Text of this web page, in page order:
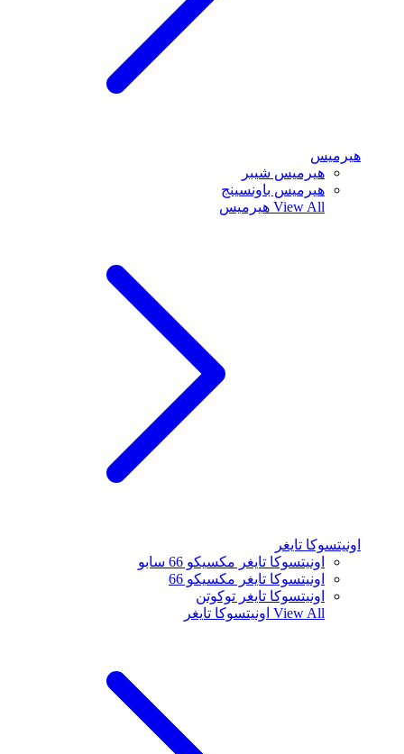
هيرميس
هيرميس شيبر
هيرميس باونسينج
View All هيرميس
اونيتسوكا تايغر
اونيتسوكا تايغر مكسيكو 66 سابو
اونيتسوكا تايغر مكسيكو 66
اونيتسوكا تايغر توكوتن
View All اونيتسوكا تايغر